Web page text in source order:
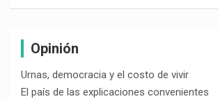
Opinión
Urnas, democracia y el costo de vivir
El país de las explicaciones convenientes